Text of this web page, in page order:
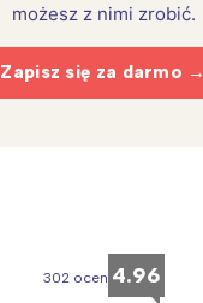
możesz z nimi zrobić.
Zapisz się za darmo →
302 ocen 4.96